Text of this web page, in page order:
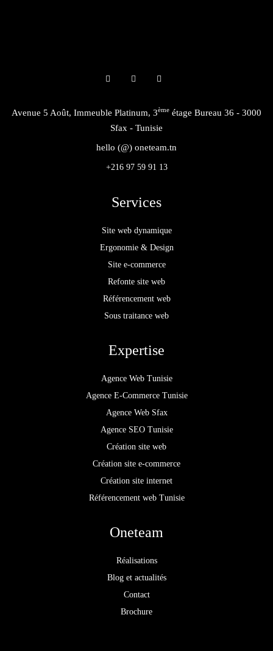
Avenue 5 Août, Immeuble Platinum, 3ème étage Bureau 36 - 3000
Sfax - Tunisie
hello (@) oneteam.tn
+216 97 59 91 13
Services
Site web dynamique
Ergonomie & Design
Site e-commerce
Refonte site web
Référencement web
Sous traitance web
Expertise
Agence Web Tunisie
Agence E-Commerce Tunisie
Agence Web Sfax
Agence SEO Tunisie
Création site web
Création site e-commerce
Création site internet
Référencement web Tunisie
Oneteam
Réalisations
Blog et actualités
Contact
Brochure